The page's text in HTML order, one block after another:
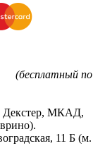
(бесплатный по
МКАД,
.
11 Б (м.